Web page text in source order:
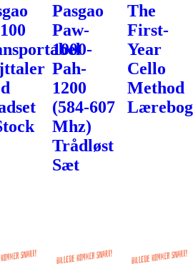
Pasgao
Paw-
1000-
Pah-
1200
(584-607
Mhz)
Trådløst
Sæt
The
First-
Year
Cello
Method
Lærebog